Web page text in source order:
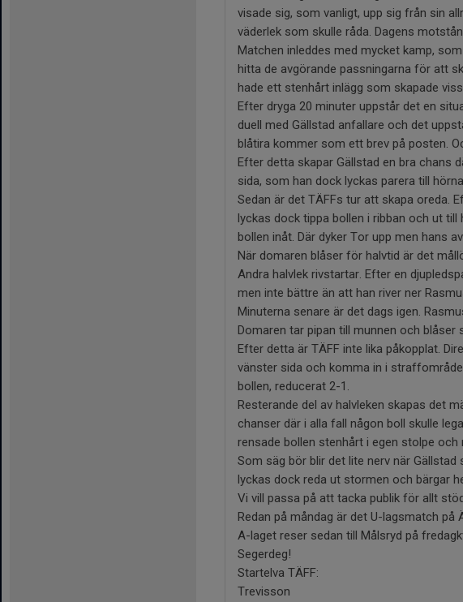
visade sig, som vanligt, upp sig från sin
väderlek som skulle råda. Dagens
Matchen inleddes med mycket kamp,
hitta de avgörande passningarna för att
hade ett stenhårt inlägg som skapade
Efter dryga 20 minuter uppstår det en
duell med Gällstad anfallare och det
blåtira kommer som ett brev på posten.
Efter detta skapar Gällstad en bra
sida, som han dock lyckas parera till
Sedan är det TÄFFs tur att skapa oreda.
lyckas dock tippa bollen i ribban och ut
bollen inåt. Där dyker Tor upp men hans
När domaren blåser för halvtid är det
Andra halvlek rivstartar. Efter en
men inte bättre än att han river ner
Minuterna senare är det dags igen.
Domaren tar pipan till munnen och
Efter detta är TÄFF inte lika påkopplat.
vänster sida och komma in i
bollen, reducerat 2-1.
Resterande del av halvleken skapas det
chanser där i alla fall någon boll skulle
rensade bollen stenhårt i egen stolpe och
Som säg bör blir det lite nerv när
lyckas dock reda ut stormen och bärgar
Vi vill passa på att tacka publik för allt
Redan på måndag är det U-lagsmatch på
A-laget reser sedan till Målsryd på
Segerdeg!
Startelva TÄFF:
Trevisson